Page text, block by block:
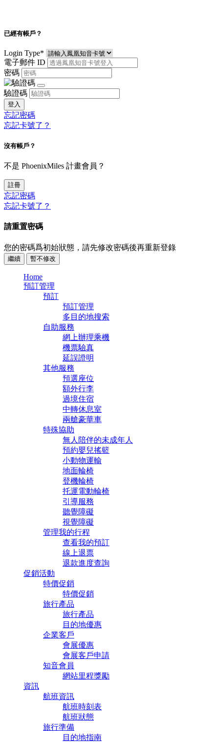
已經有帳戶？
Login Type*
電子郵件 ID
密碼
驗證碼
登入
忘記密碼
忘記卡號了？
沒有帳戶？
不是 PhoenixMiles 計畫會員？
註冊
忘記密碼
忘記卡號了？
請重置密碼
您的密碼爲初始狀態，請先修改密碼後再重新登錄
繼續 暫不修改
Home
預訂管理
預訂
預訂管理
多目的地搜索
自助服務
網上辦理乘機
機票驗真
延誤證明
其他服務
預選座位
額外行李
過境住宿
中轉休息室
兩艙豪華車
特殊協助
無人陪伴的未成年人
預約嬰兒搖籃
小動物運輸
地面輪椅
登機輪椅
托運電動輪椅
引導服務
聽覺障礙
視覺障礙
管理我的行程
查看我的預訂
線上退票
退款進度查詢
促銷活動
特價促銷
特價促銷
旅行產品
旅行產品
目的地優惠
企業客戶
會展優惠
會展客戶申請
知音會員
網站里程獎勵
資訊
航班資訊
航班時刻表
航班狀態
旅行準備
目的地指南